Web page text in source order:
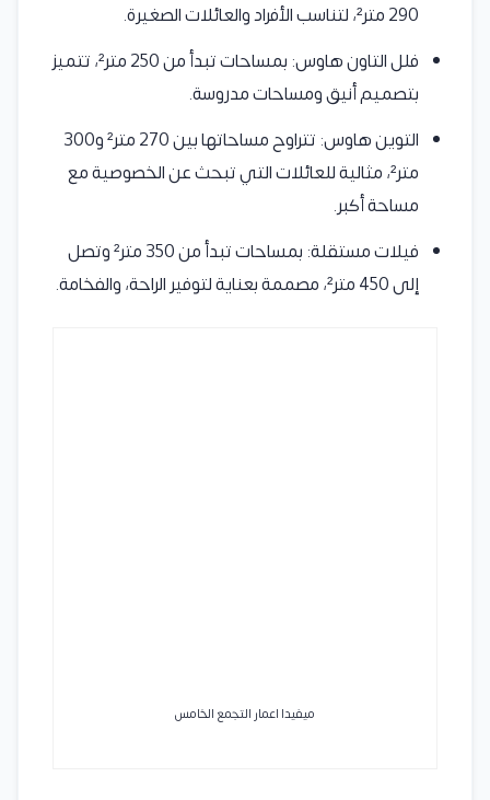
290 متر²، لتناسب الأفراد والعائلات الصغيرة.
فلل التاون هاوس: بمساحات تبدأ من 250 متر²، تتميز
بتصميم أنيق ومساحات مدروسة.
التوين هاوس: تتراوح مساحاتها بين 270 متر² و300
متر²، مثالية للعائلات التي تبحث عن الخصوصية مع
مساحة أكبر.
فيلات مستقلة: بمساحات تبدأ من 350 متر² وتصل
إلى 450 متر²، مصممة بعناية لتوفير الراحة، والفخامة.
ميفيدا اعمار التجمع الخامس